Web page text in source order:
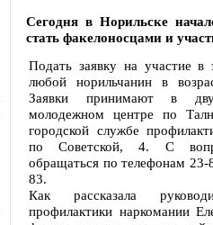
Сегодня в Норильске
стать факелоносцами и
Подать заявку на участие в
любой норильчанин в
Заявки принимают в
молодежном центре по
городской службе
по Советской, 4. С
обращаться по телефонам
83.
Как рассказала
профилактики наркомании